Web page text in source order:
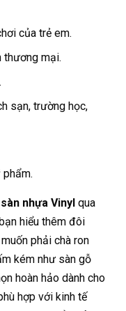
của trẻ em.
thương mại.
sạn, trường học,
nhựa Vinyl qua
hiểu thêm đôi
phải chà ron
kém như sàn gỗ
hoàn hảo dành cho
hợp với kinh tế